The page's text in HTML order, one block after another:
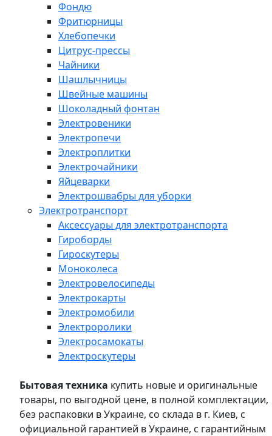
Фондю
Фритюрницы
Хлебопечки
Цитрус-прессы
Чайники
Шашлычницы
Швейные машины
Шоколадный фонтан
Электровеники
Электропечи
Электроплитки
Электрочайники
Яйцеварки
Электрошвабры для уборки
Электротранспорт
Аксессуары для электротранспорта
Гироборды
Гироскутеры
Моноколеса
Электровелосипеды
Электрокарты
Электромобили
Электроролики
Электросамокаты
Электроскутеры
Бытовая техника купить новые и оригинальные
товары, по выгодной цене, в полной комплектации,
без распаковки в Украине, со склада в г. Киев, с
официальной гарантией в Украине, с гарантийным